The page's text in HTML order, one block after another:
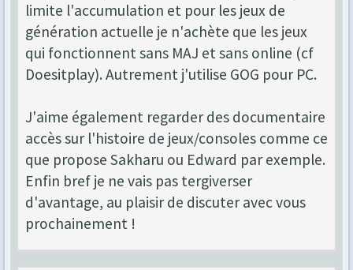
limite l'accumulation et pour les jeux de
génération actuelle je n'achète que les jeux
qui fonctionnent sans MAJ et sans online (cf
Doesitplay). Autrement j'utilise GOG pour PC.
J'aime également regarder des documentaire
accès sur l'histoire de jeux/consoles comme ce
que propose Sakharu ou Edward par exemple.
Enfin bref je ne vais pas tergiverser
d'avantage, au plaisir de discuter avec vous
prochainement !